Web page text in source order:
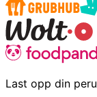
Last opp din